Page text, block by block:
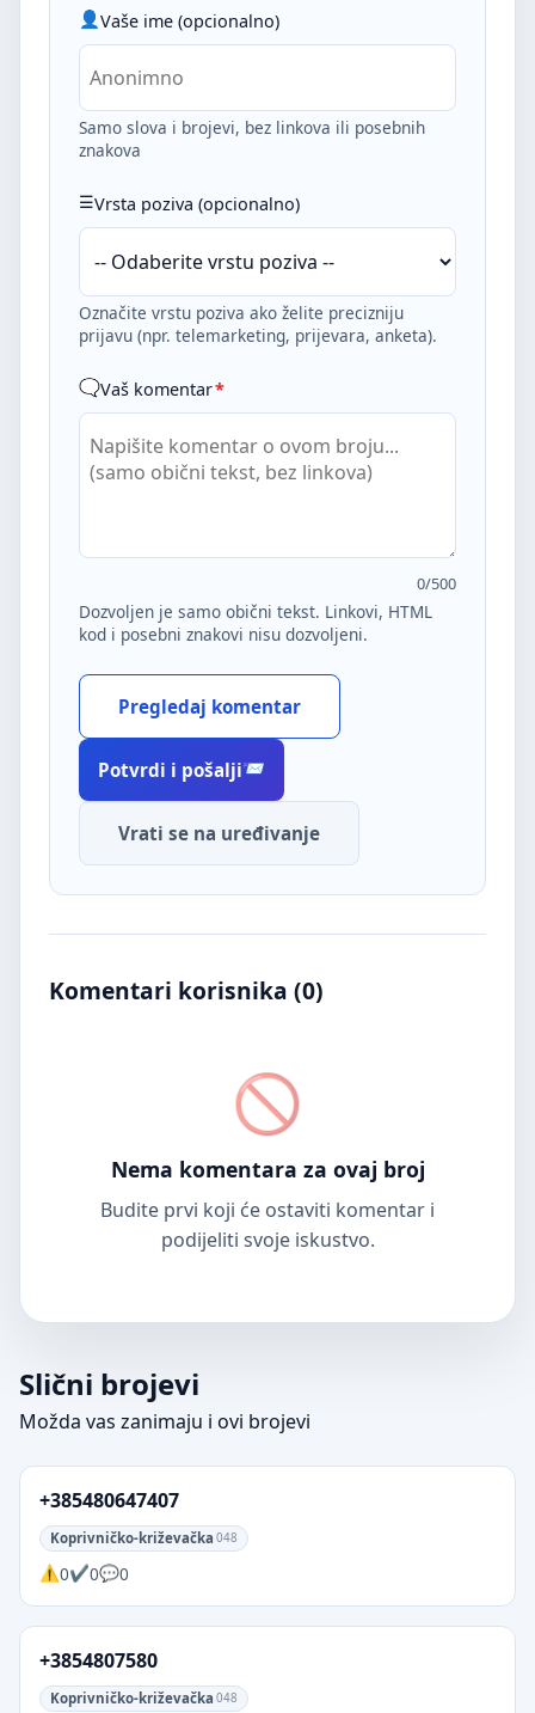
Vaše ime (opcionalno)
Samo slova i brojevi, bez linkova ili posebnih
znakova
Vrsta poziva (opcionalno)
Označite vrstu poziva ako želite precizniju
prijavu (npr. telemarketing, prijevara, anketa).
Vaš komentar*
0/500
Dozvoljen je samo obični tekst. Linkovi, HTML
kod i posebni znakovi nisu dozvoljeni.
Pregledaj komentar
Potvrdi i pošalji
Vrati se na uređivanje
Komentari korisnika (0)
Nema komentara za ovaj broj
Budite prvi koji će ostaviti komentar i
podijeliti svoje iskustvo.
Slični brojevi
Možda vas zanimaju i ovi brojevi
+385480647407
Koprivničko-križevačka 048
0 0 0
+3854807580
Koprivničko-križevačka 048